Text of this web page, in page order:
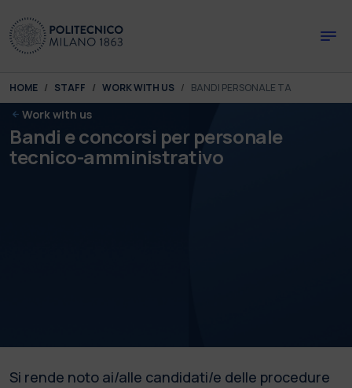
You are here:
HOME STAFF WORK WITH US BANDI PERSONALE TA
Work with us
Bandi e concorsi per personale
tecnico-amministrativo
Si rende noto ai/alle candidati/e delle procedure